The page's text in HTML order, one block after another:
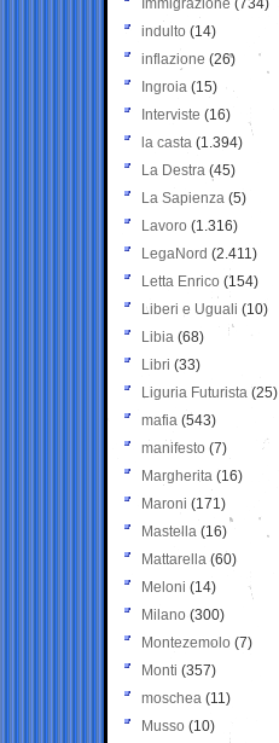
Immigrazione (734)
indulto (14)
inflazione (26)
Ingroia (15)
Interviste (16)
la casta (1.394)
La Destra (45)
La Sapienza (5)
Lavoro (1.316)
LegaNord (2.411)
Letta Enrico (154)
Liberi e Uguali (10)
Libia (68)
Libri (33)
Liguria Futurista (25)
mafia (543)
manifesto (7)
Margherita (16)
Maroni (171)
Mastella (16)
Mattarella (60)
Meloni (14)
Milano (300)
Montezemolo (7)
Monti (357)
moschea (11)
Musso (10)